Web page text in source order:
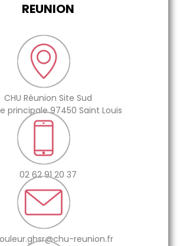
REUNION
CHU Réunion Site Sud
principale 97450 Saint Louis
02 62 91 20 37
reunion.fr